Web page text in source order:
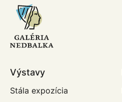
Výstavy
Stála expozícia